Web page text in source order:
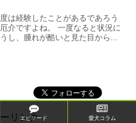
は経験したことがあるであろう
厄介ですよね。 一度なると状況に
し、腫れが酷いと見た目から...
リンク
エピソード 愛犬コラム